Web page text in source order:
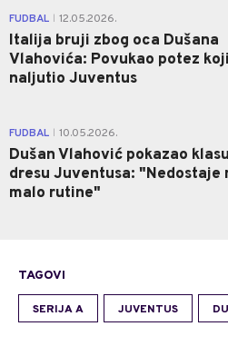
FUDBAL 12.05.2026.
Italija bruji zbog oca Dušana
Vlahovića: Povukao potez
naljutio Juventus
FUDBAL 10.05.2026.
Dušan Vlahović pokazao
dresu Juventusa: "Nedostaje
malo rutine"
TAGOVI
SERIJA A JUVENTUS